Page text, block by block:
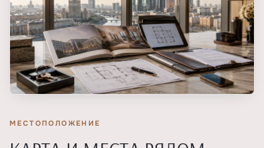
МЕСТОПОЛОЖЕНИЕ